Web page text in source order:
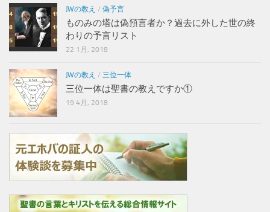
JWの教え / 偽予言
ものみの塔は偽預言者か？過去に外した世の終
わりの予言リスト
22 1月, 2018
JWの教え / 三位一体
三位一体は聖書の教えですか①
19 4月, 2018